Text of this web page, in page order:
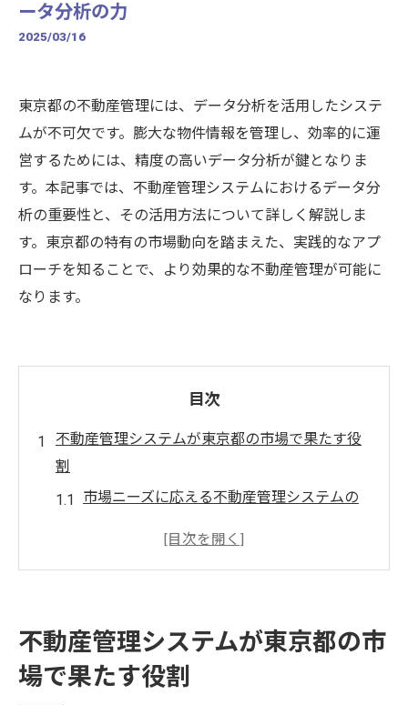
ータ分析の力
2025/03/16
東京都の不動産管理には、データ分析を活用したシステ
ムが不可欠です。膨大な物件情報を管理し、効率的に運
営するためには、精度の高いデータ分析が鍵となりま
す。本記事では、不動産管理システムにおけるデータ分
析の重要性と、その活用方法について詳しく解説しま
す。東京都の特有の市場動向を踏まえた、実践的なアプ
ローチを知ることで、より効果的な不動産管理が可能に
なります。
目次
不動産管理システムが東京都の市場で果たす役
割
市場ニーズに応える不動産管理システムの
物件情報管理の最適化によるコスト削減
不動産業界におけるシステム導入の重要性
不動産管理システムが東京都の市
場で果たす役割